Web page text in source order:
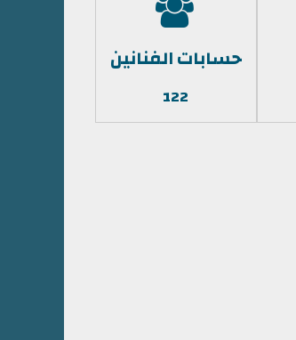
حسابات الفنانين
122